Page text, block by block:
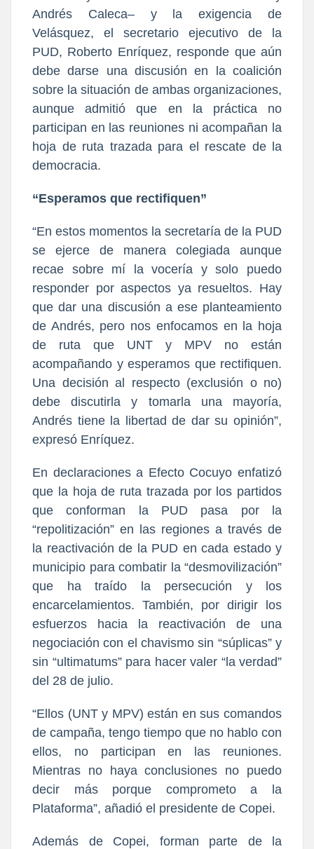
Andrés Caleca– y la exigencia de
Velásquez, el secretario ejecutivo de la
PUD, Roberto Enríquez, responde que aún
debe darse una discusión en la coalición
sobre la situación de ambas organizaciones,
aunque admitió que en la práctica no
participan en las reuniones ni acompañan la
hoja de ruta trazada para el rescate de la
democracia.
“Esperamos que rectifiquen”
“En estos momentos la secretaría de la PUD
se ejerce de manera colegiada aunque
recae sobre mí la vocería y solo puedo
responder por aspectos ya resueltos. Hay
que dar una discusión a ese planteamiento
de Andrés, pero nos enfocamos en la hoja
de ruta que UNT y MPV no están
acompañando y esperamos que rectifiquen.
Una decisión al respecto (exclusión o no)
debe discutirla y tomarla una mayoría,
Andrés tiene la libertad de dar su opinión”,
expresó Enríquez.
En declaraciones a Efecto Cocuyo enfatizó
que la hoja de ruta trazada por los partidos
que conforman la PUD pasa por la
“repolitización” en las regiones a través de
la reactivación de la PUD en cada estado y
municipio para combatir la “desmovilización”
que ha traído la persecución y los
encarcelamientos. También, por dirigir los
esfuerzos hacia la reactivación de una
negociación con el chavismo sin “súplicas” y
sin “ultimatums” para hacer valer “la verdad”
del 28 de julio.
“Ellos (UNT y MPV) están en sus comandos
de campaña, tengo tiempo que no hablo con
ellos, no participan en las reuniones.
Mientras no haya conclusiones no puedo
decir más porque comprometo a la
Plataforma”, añadió el presidente de Copei.
Además de Copei, forman parte de la